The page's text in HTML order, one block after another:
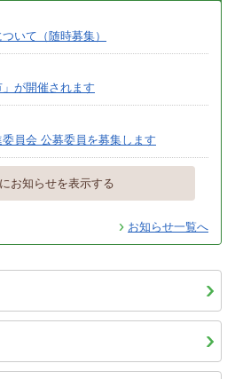
いて（随時募集）
が開催されます
員会 公募委員を募集します
お知らせを表示する
お知らせ一覧へ